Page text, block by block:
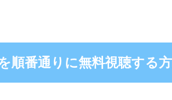
順番通りに無料視聴する